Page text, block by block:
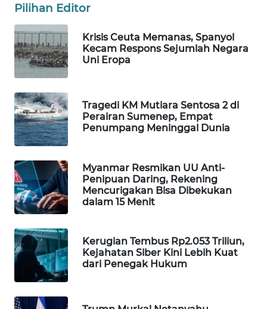
Pilihan Editor
Krisis Ceuta Memanas, Spanyol
Kecam Respons Sejumlah Negara
Uni Eropa
Tragedi KM Mutiara Sentosa 2 di
Perairan Sumenep, Empat
Penumpang Meninggal Dunia
Myanmar Resmikan UU Anti-
Penipuan Daring, Rekening
Mencurigakan Bisa Dibekukan
dalam 15 Menit
Kerugian Tembus Rp2.053 Triliun,
Kejahatan Siber Kini Lebih Kuat
dari Penegak Hukum
WAHANA
HEALTH
WAHANA
DESA
WISATA
LAPAK
WAHANA
Network
KONSUMEN
LISTRIK
MASYARAKAT
KELISTRIKAN
WALINKI
ID